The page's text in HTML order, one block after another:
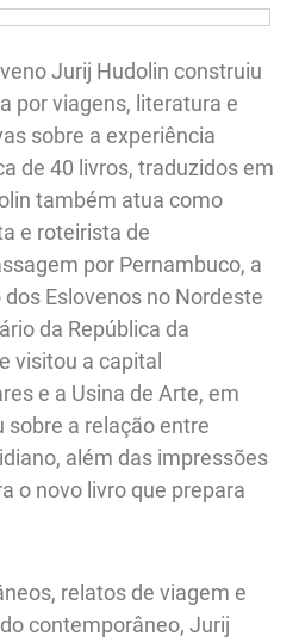
Jurij Hudolin construiu
por viagens, literatura e
sobre a experiência
de 40 livros, traduzidos em
também atua como
e roteirista de
por Pernambuco, a
Eslovenos no Nordeste
da República da
visitou a capital
e a Usina de Arte, em
sobre a relação entre
além das impressões
o novo livro que prepara
relatos de viagem e
contemporâneo, Jurij